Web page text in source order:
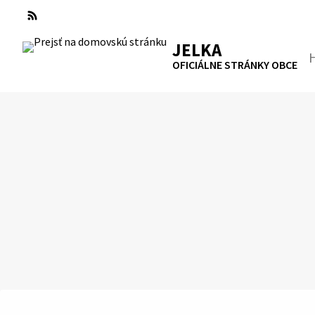
Preskočiť
na
obsah
RSS Mapa Tlačiť
JELKA
OFICIÁLNE STRÁNKY OBCE